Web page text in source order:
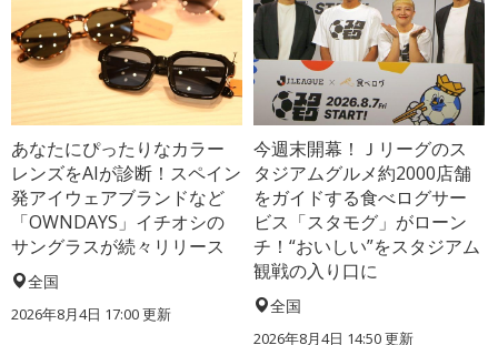
あなたにぴったりなカラー
レンズをAIが診断！スペイン
発アイウェアブランドなど
「OWNDAYS」イチオシの
サングラスが続々リリース
全国
2026年8月4日 17:00更新
今週末開幕！Ｊリーグのス
タジアムグルメ約2000店舗
をガイドする食べログサー
ビス「スタモグ」がローン
チ！“おいしい”をスタジアム
観戦の入り口に
全国
2026年8月4日 14:50更新